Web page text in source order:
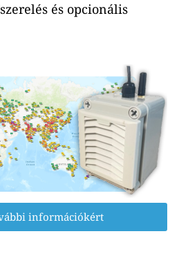
és opcionális
információkért